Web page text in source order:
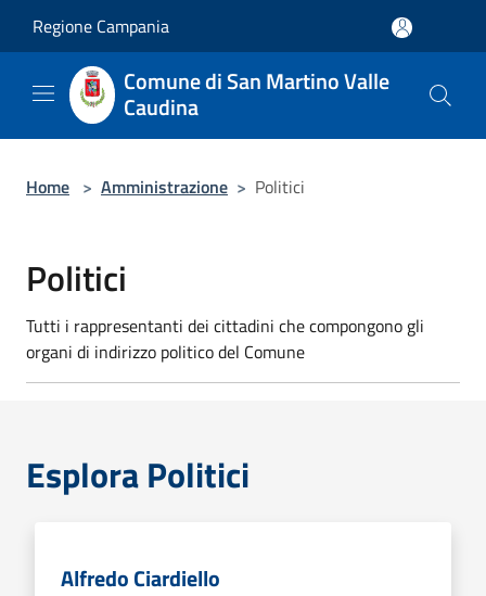
Regione Campania
Comune di San Martino Valle
Caudina
Home > Amministrazione > Politici
Politici
Tutti i rappresentanti dei cittadini che compongono gli
organi di indirizzo politico del Comune
Esplora Politici
Alfredo Ciardiello